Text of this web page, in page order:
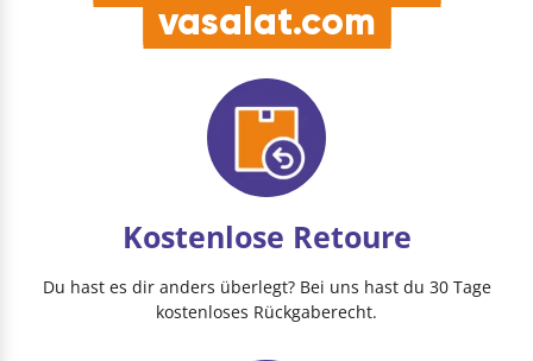
vasalat.com
Kostenlose Retoure
Du hast es dir anders überlegt? Bei uns hast du 30 Tage
kostenloses Rückgaberecht.